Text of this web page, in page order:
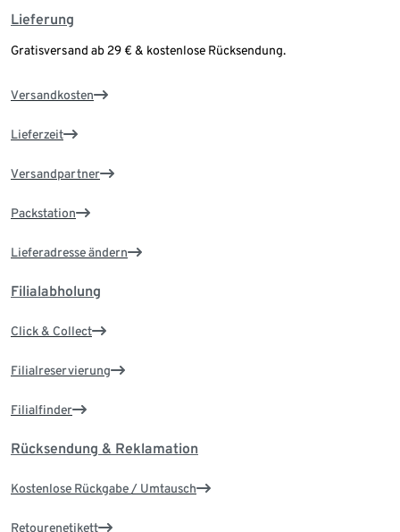
Lieferung
Gratisversand ab 29 € & kostenlose Rücksendung.
Versandkosten
Lieferzeit
Versandpartner
Packstation
Lieferadresse ändern
Filialabholung
Click & Collect
Filialreservierung
Filialfinder
Rücksendung & Reklamation
Kostenlose Rückgabe / Umtausch
Retourenetikett